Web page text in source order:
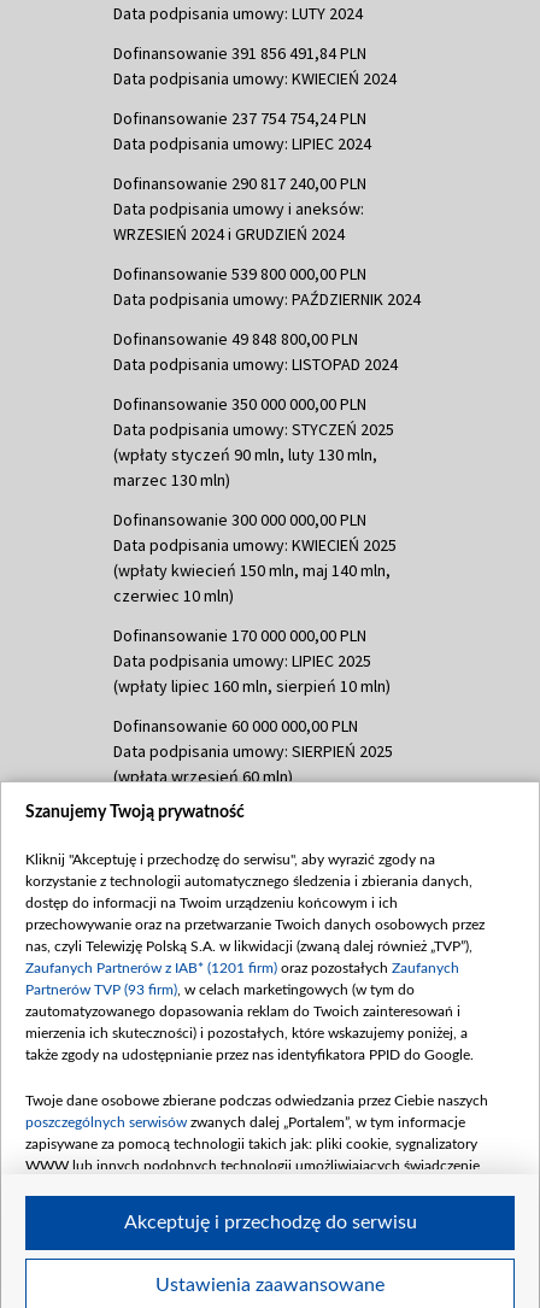
Data podpisania umowy: LUTY 2024
Dofinansowanie 391 856 491,84 PLN
Data podpisania umowy: KWIECIEŃ 2024
Dofinansowanie 237 754 754,24 PLN
Data podpisania umowy: LIPIEC 2024
Dofinansowanie 290 817 240,00 PLN
Data podpisania umowy i aneksów:
WRZESIEŃ 2024 i GRUDZIEŃ 2024
Dofinansowanie 539 800 000,00 PLN
Data podpisania umowy: PAŹDZIERNIK 2024
Dofinansowanie 49 848 800,00 PLN
Data podpisania umowy: LISTOPAD 2024
Dofinansowanie 350 000 000,00 PLN
Data podpisania umowy: STYCZEŃ 2025
(wpłaty styczeń 90 mln, luty 130 mln,
marzec 130 mln)
Dofinansowanie 300 000 000,00 PLN
Data podpisania umowy: KWIECIEŃ 2025
(wpłaty kwiecień 150 mln, maj 140 mln,
czerwiec 10 mln)
Dofinansowanie 170 000 000,00 PLN
Data podpisania umowy: LIPIEC 2025
(wpłaty lipiec 160 mln, sierpień 10 mln)
Dofinansowanie 60 000 000,00 PLN
Data podpisania umowy: SIERPIEŃ 2025
(wpłata wrzesień 60 mln)
Dofinansowanie 635 783 051,21 PLN
(wpłata wrzesień 100 mln, październik 350
mln, listopad 265 mln)
Dofinansowanie 48 862 000,00 PLN
Data podpisania umowy: GRUDZIEŃ 2025
(wpłata grudzień 60,548 mln)
Dofinansowanie 900 000 000,00 PLN
Data podpisania umowy: LUTY 2026 (wpłata
kwiecień 180 mln, 7 maja 180 mln, 8
czerwca 90 mln)
Dofinansowanie 250 000 000,00 PLN
4 sierpnia 250 mln
Szanujemy Twoją prywatność
Kliknij "Akceptuję i przechodzę do serwisu", aby wyrazić zgody na
korzystanie z technologii automatycznego śledzenia i zbierania danych,
dostęp do informacji na Twoim urządzeniu końcowym i ich
przechowywanie oraz na przetwarzanie Twoich danych osobowych przez
nas, czyli Telewizję Polską S.A. w likwidacji (zwaną dalej również „TVP”),
Zaufanych Partnerów z IAB* (1201 firm) oraz pozostałych Zaufanych
Partnerów TVP (93 firm) , w celach marketingowych (w tym do
zautomatyzowanego dopasowania reklam do Twoich zainteresowań i
mierzenia ich skuteczności) i pozostałych, które wskazujemy poniżej, a
także zgody na udostępnianie przez nas identyfikatora PPID do Google.
Twoje dane osobowe zbierane podczas odwiedzania przez Ciebie naszych
poszczególnych serwisów zwanych dalej „Portalem”, w tym informacje
zapisywane za pomocą technologii takich jak: pliki cookie, sygnalizatory
WWW lub innych podobnych technologii umożliwiających świadczenie
Twoje dane osobowe zbierane podczas odwiedzania przez Ciebie
Ustawienia zaawansowane
Akceptuję i przechodzę do serwisu